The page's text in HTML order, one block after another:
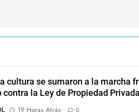
cultura se sumaron a la marcha
contra la Ley de Propiedad Privada
19 Horas Atrás 0